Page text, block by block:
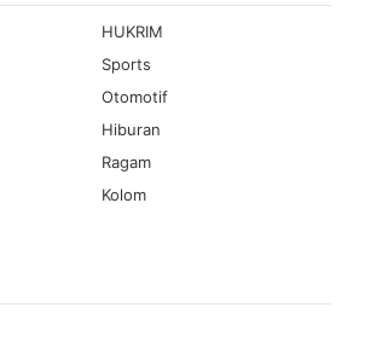
HUKRIM
Sports
Otomotif
Hiburan
Ragam
Kolom